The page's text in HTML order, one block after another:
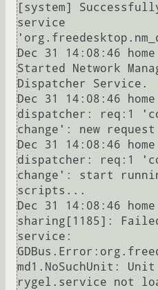
[system]
service
Dec 31 14:08:46
Started Network
Dispatcher Service.
Dec 31 14:08:46 home
dispatcher: req:1
change': new
Dec 31 14:08:46 home
dispatcher: req:1
change': start
scripts...
Dec 31 14:08:46
sharing[1185]:
service:
md1.NoSuchUnit: Unit
rygel.service not